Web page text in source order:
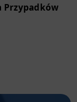
Przypadków